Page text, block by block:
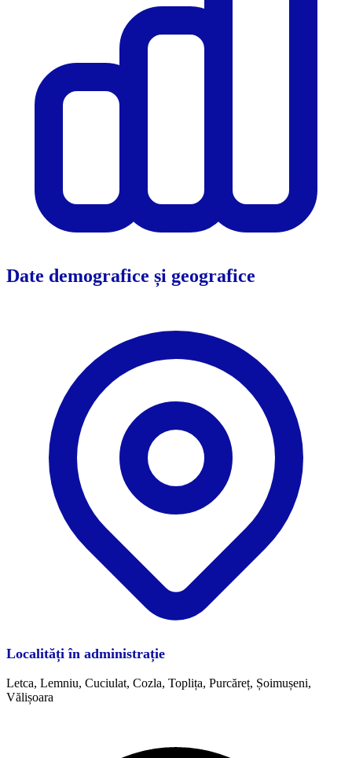
Date demografice și geografice
Localități în administrație
Letca, Lemniu, Cuciulat, Cozla, Toplița, Purcăreț, Șoimușeni,
Vălișoara